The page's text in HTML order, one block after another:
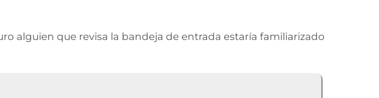
alguien que revisa la bandeja de entrada estaría familiarizado